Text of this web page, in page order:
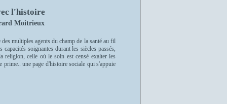
l'histoire
Moitrieux
multiples agents du champ de la santé au fil
soignantes durant les siècles passés,
religion, celle où le soin est censé exalter les
une page d'histoire sociale qui s'appuie